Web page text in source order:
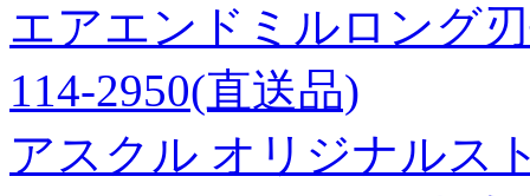
エアエンドミルロング
114-2950(直送品)
アスクル オリジナルス